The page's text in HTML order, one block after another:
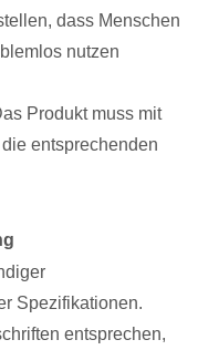
dass Menschen
nutzen
Produkt muss mit
entsprechenden
Spezifikationen.
entsprechen,